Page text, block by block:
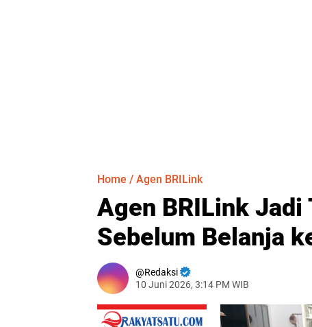
Home / Agen BRILink
Agen BRILink Jadi
Sebelum Belanja
Redaksi
10 Juni 2026, 3:14 PM WIB